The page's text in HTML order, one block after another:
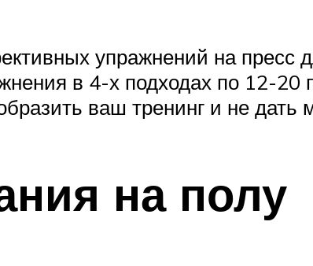
упражнений на
в 4-х подходах по 12-20
ваш тренинг и не
на полу